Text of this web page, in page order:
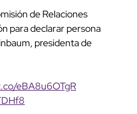
de Relaciones
para declarar persona
presidenta de
eBA8u6OTgR